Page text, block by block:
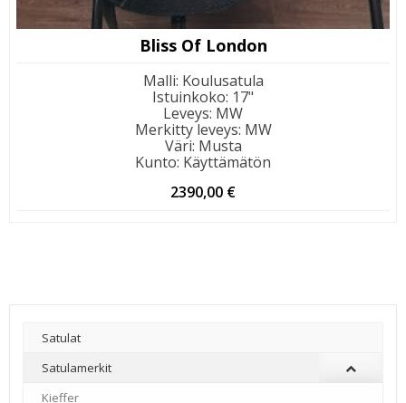
Bliss Of London
Malli: Koulusatula
Istuinkoko: 17"
Leveys: MW
Merkitty leveys: MW
Väri: Musta
Kunto: Käyttämätön
2390,00 €
Satulat
Satulamerkit
Kieffer
–